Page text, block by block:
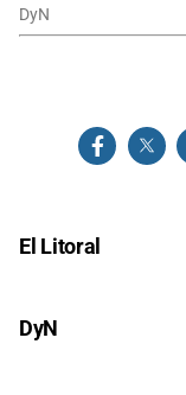
DyN
El Litoral
DyN